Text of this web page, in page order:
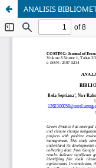
ANALISIS